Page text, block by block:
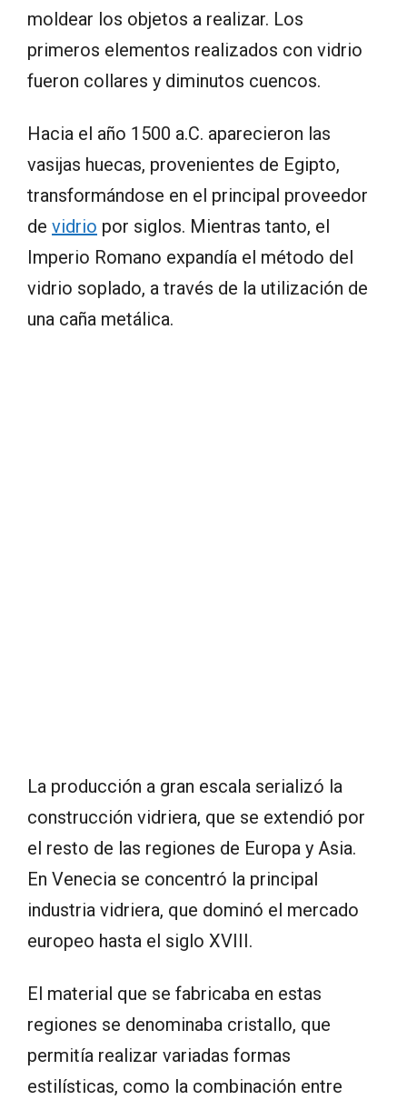
moldear los objetos a realizar. Los
primeros elementos realizados con vidrio
fueron collares y diminutos cuencos.
Hacia el año 1500 a.C. aparecieron las
vasijas huecas, provenientes de Egipto,
transformándose en el principal proveedor
de vidrio por siglos. Mientras tanto, el
Imperio Romano expandía el método del
vidrio soplado, a través de la utilización de
una caña metálica.
La producción a gran escala serializó la
construcción vidriera, que se extendió por
el resto de las regiones de Europa y Asia.
En Venecia se concentró la principal
industria vidriera, que dominó el mercado
europeo hasta el siglo XVIII.
El material que se fabricaba en estas
regiones se denominaba cristallo, que
permitía realizar variadas formas
estilísticas, como la combinación entre